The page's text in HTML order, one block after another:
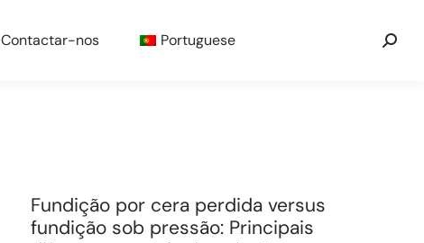
Contactar-nos Portuguese
Fundição por cera perdida versus
fundição sob pressão: Principais